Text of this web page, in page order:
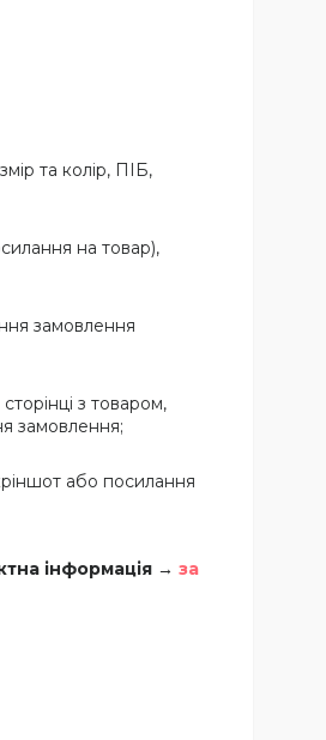
та колір, ПІБ,
на товар),
замовлення
з товаром,
замовлення;
або посилання
інформація → за